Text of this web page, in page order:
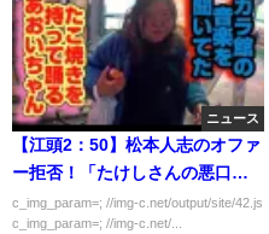
ニュース
【江頭2：50】松本人志のオファ
ー拒否！「たけしさんの悪口を
言ってたから。」
c_img_param=; //img-c.net/output/site/42.js
c_img_param=; //img-c.net/...